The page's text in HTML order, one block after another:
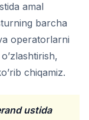
amal
barcha
operatorlarni
chiqamiz.
ustida